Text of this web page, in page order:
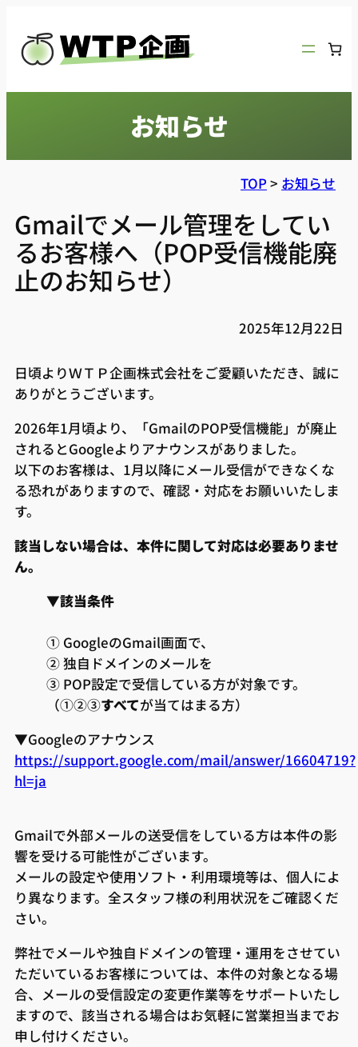
お知らせ
TOP > お知らせ
Gmailでメール管理をしてい
るお客様へ（POP受信機能廃
止のお知らせ）
2025年12月22日
日頃よりＷＴＰ企画株式会社をご愛顧いただき、誠に
ありがとうございます。
2026年1月頃より、「GmailのPOP受信機能」が廃止
されるとGoogleよりアナウンスがありました。
以下のお客様は、1月以降にメール受信ができなくな
る恐れがありますので、確認・対応をお願いいたしま
す。
該当しない場合は、本件に関して対応は必要ありませ
ん。
▼該当条件
① GoogleのGmail画面で、
② 独自ドメインのメールを
③ POP設定で受信している方が対象です。
（①②③すべてが当てはまる方）
▼Googleのアナウンス
https://support.google.com/mail/answer/16604719?
hl=ja
Gmailで外部メールの送受信をしている方は本件の影
響を受ける可能性がございます。
メールの設定や使用ソフト・利用環境等は、個人によ
り異なります。全スタッフ様の利用状況をご確認くだ
さい。
弊社でメールや独自ドメインの管理・運用をさせてい
ただいているお客様については、本件の対象となる場
合、メールの受信設定の変更作業等をサポートいたし
ますので、該当される場合はお気軽に営業担当までお
申し付けください。